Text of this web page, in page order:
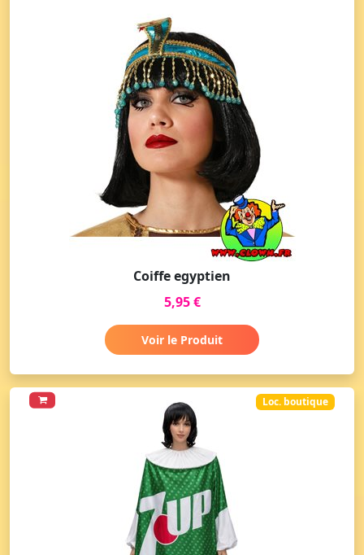
Coiffe egyptien
5,95 €
Voir le Produit
Loc. boutique